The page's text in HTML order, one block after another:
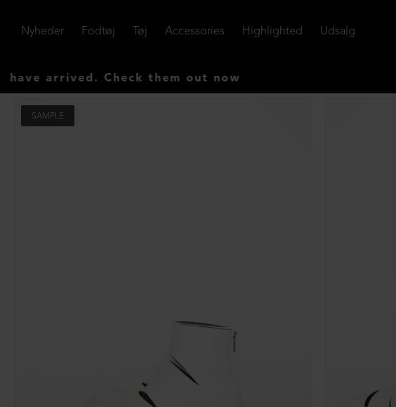
Nyheder Fodtøj Tøj Accessories Highlighted Udsalg
arrived. Check them out now
SAMPLE